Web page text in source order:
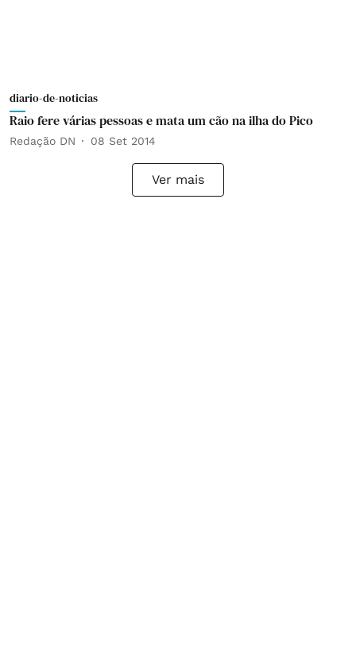
diario-de-noticias
Raio fere várias pessoas e mata um cão na ilha do Pico
Redação DN 08 Set 2014
Ver mais